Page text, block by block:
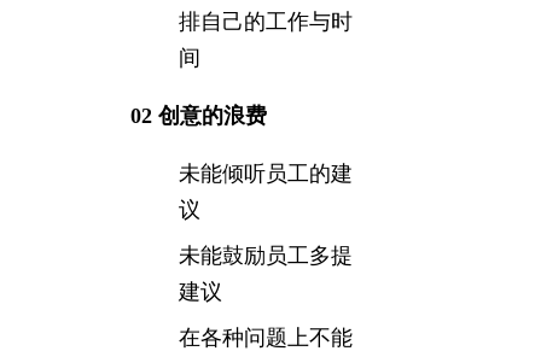
排自己的工作与时
间
02 创意的浪费
未能倾听员工的建
议
未能鼓励员工多提
建议
在各种问题上不能